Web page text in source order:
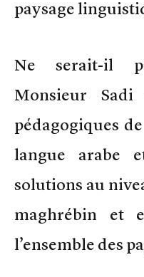
paysage
Ne serait-il
Monsieur Sadi
pédagogiques
langue arabe
solutions au
maghrébin et
l’ensemble des